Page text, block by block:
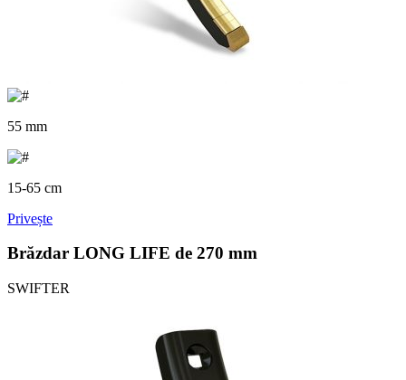
55 mm
15-65 cm
Privește
Brăzdar LONG LIFE de 270 mm
SWIFTER